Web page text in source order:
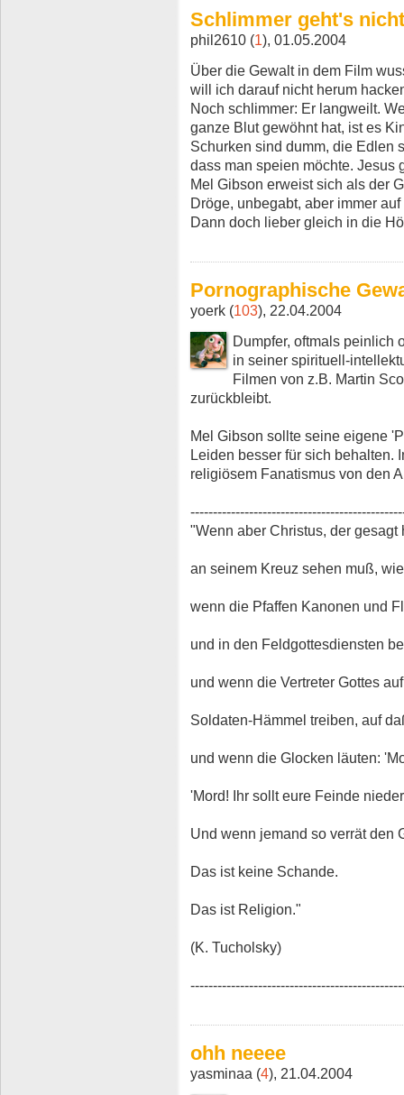
Schlimmer geht's nicht
phil2610 (1), 01.05.2004
Über die Gewalt in dem Film
will ich darauf nicht herum
Noch schlimmer: Er langweilt.
ganze Blut gewöhnt hat, ist es
Schurken sind dumm, die Edlen
dass man speien möchte. Jesus
Mel Gibson erweist sich als der
Dröge, unbegabt, aber immer
Dann doch lieber gleich in die
Pornographische
yoerk (103), 22.04.2004
Dumpfer, oftmals peinlich
in seiner spirituell-
Filmen von z.B. Martin
zurückbleibt.
Mel Gibson sollte seine eigene
Leiden besser für sich behalten.
religiösem Fanatismus von den
"Wenn aber Christus, der gesagt
an seinem Kreuz sehen muß,
wenn die Pfaffen Kanonen und
und in den Feldgottesdiensten
und wenn die Vertreter Gottes
Soldaten-Hämmel treiben, auf
und wenn die Glocken läuten:
'Mord! Ihr sollt eure Feinde
Und wenn jemand so verrät den
Das ist keine Schande.
Das ist Religion."
(K. Tucholsky)
ohh neeee
yasminaa (4), 21.04.2004